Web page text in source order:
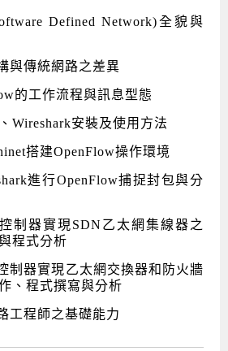
Defined Network)全貌與
與傳統網路之差異
的工作流程與訊息型態
Wireshark安裝及使用方法
搭建OpenFlow操作環境
進行OpenFlow捕捉封包與分
制器實現SDN乙太網集線器之
程式分析
制器實現乙太網交換器和防火牆
、程式撰寫與分析
工程師之基礎能力